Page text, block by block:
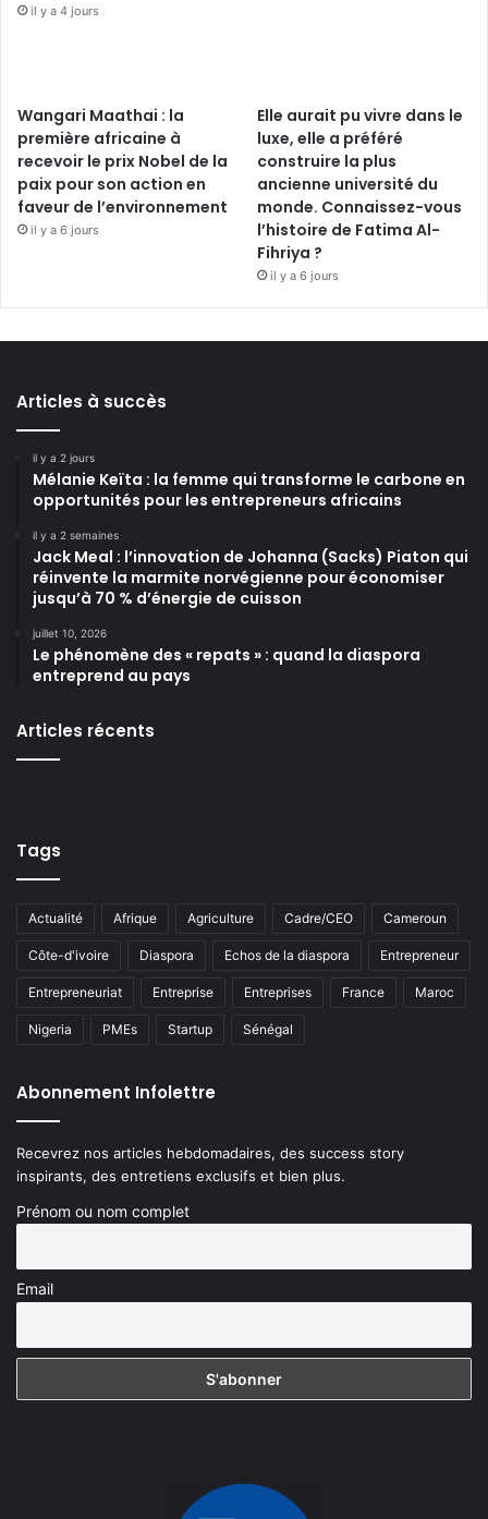
il y a 4 jours
Wangari Maathai : la
première africaine à
recevoir le prix Nobel de la
paix pour son action en
faveur de l’environnement
il y a 6 jours
Elle aurait pu vivre dans le
luxe, elle a préféré
construire la plus
ancienne université du
monde. Connaissez-vous
l’histoire de Fatima Al-
Fihriya ?
il y a 6 jours
Articles à succès
il y a 2 jours
Mélanie Keïta : la femme qui transforme le carbone en
opportunités pour les entrepreneurs africains
il y a 2 semaines
Jack Meal : l’innovation de Johanna (Sacks) Piaton qui
réinvente la marmite norvégienne pour économiser
jusqu’à 70 % d’énergie de cuisson
juillet 10, 2026
Le phénomène des « repats » : quand la diaspora
entreprend au pays
Articles récents
Tags
Actualité Afrique Agriculture Cadre/CEO Cameroun
Côte-d'ivoire Diaspora Echos de la diaspora Entrepreneur
Entrepreneuriat Entreprise Entreprises France Maroc
Nigeria PMEs Startup Sénégal
Abonnement Infolettre
Recevrez nos articles hebdomadaires, des success story
inspirants, des entretiens exclusifs et bien plus.
Prénom ou nom complet
Email